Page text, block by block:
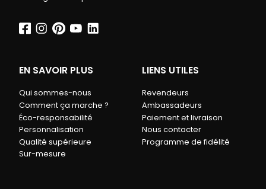
EN SAVOIR PLUS
Qui sommes-nous
Comment ça marche ?
Éco-responsabilité
Personnalisation
Qualité supérieure
Sur-mesure
LIENS UTILES
Revendeurs
Ambassadeurs
Paiement et livraison
Nous contacter
Programme de fidélité